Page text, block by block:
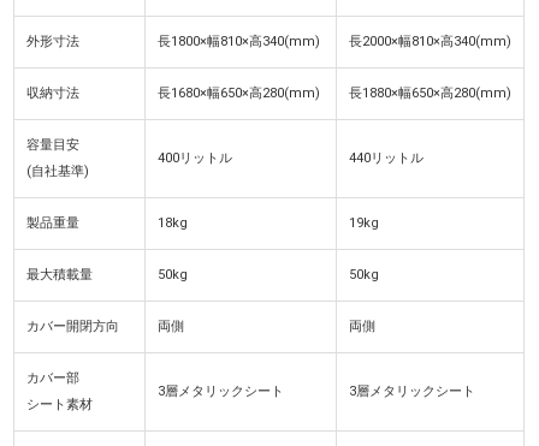
外形寸法 長1800×幅810×高340(mm) 長2000×幅810×高340(mm)
収納寸法 長1680×幅650×高280(mm) 長1880×幅650×高280(mm)
容量目安
(自社基準)
400リットル 440リットル
製品重量 18kg 19kg
最大積載量 50kg 50kg
カバー開閉方向 両側 両側
カバー部
シート素材
3層メタリックシート 3層メタリックシート